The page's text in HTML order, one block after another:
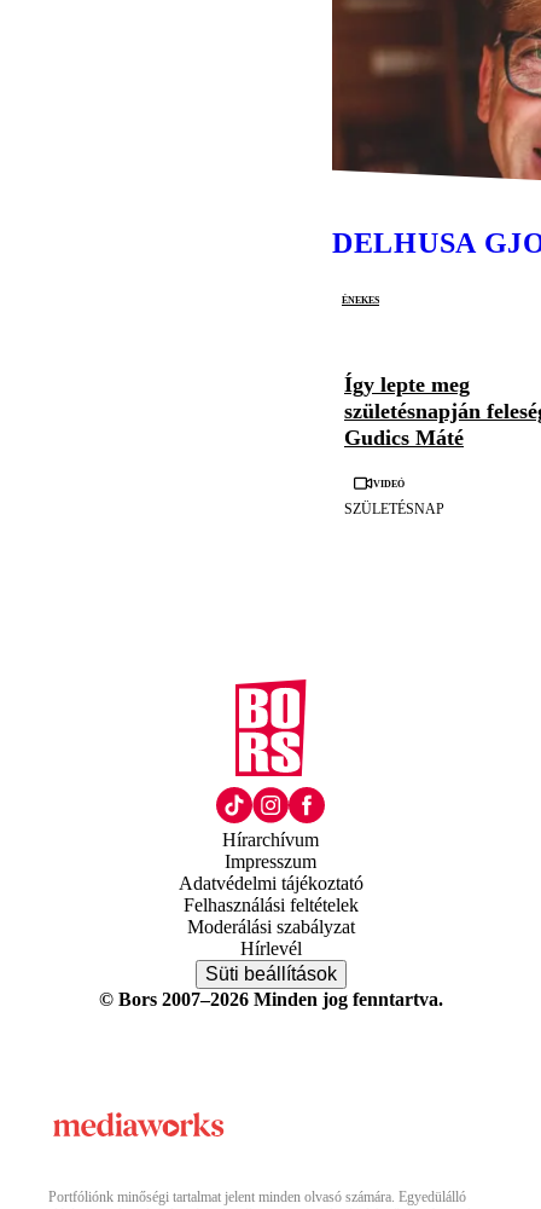
DELHUSA
énekes
Így lepte meg
születésnapján
Gudics Máté
Videó
SZÜLETÉSNAP
Hírarchívum
Impresszum
Adatvédelmi tájékoztató
Felhasználási feltételek
Moderálási szabályzat
Hírlevél
Süti beállítások
© Bors 2007–2026 Minden jog fenntartva.
Portfóliónk minőségi tartalmat jelent minden olvasó számára. Egyedülálló